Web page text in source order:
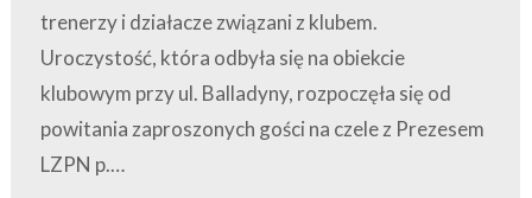
trenerzy i działacze związani z klubem.
Uroczystość, która odbyła się na obiekcie
klubowym przy ul. Balladyny, rozpoczęła się od
powitania zaproszonych gości na czele z Prezesem
LZPN p.…